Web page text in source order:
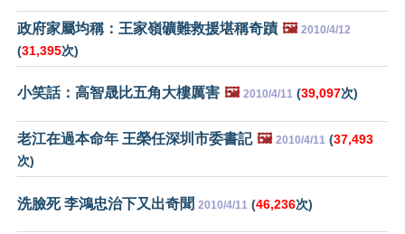
政府家屬均稱：王家嶺礦難救援堪稱奇蹟 🖼️ 2010/4/12
(31,395次)
小笑話：高智晟比五角大樓厲害 🖼️ 2010/4/11 (39,097次)
老江在過本命年 王榮任深圳市委書記 🖼️ 2010/4/11 (37,493
次)
洗臉死 李鴻忠治下又出奇聞 2010/4/11 (46,236次)